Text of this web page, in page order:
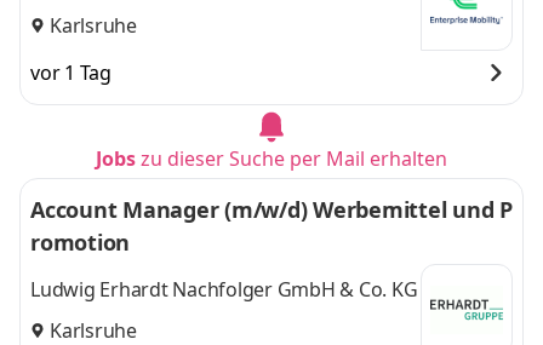
Karlsruhe
vor 1 Tag
Jobszu dieser Suche per Mail erhalten
Account Manager (m/w/d) Werbemittel und P
romotion
Ludwig Erhardt Nachfolger GmbH & Co. KG
Karlsruhe